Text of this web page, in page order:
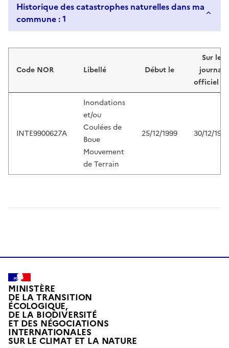
Historique des catastrophes naturelles dans ma
commune : 1
Code NOR Libellé Début le
Sur le
journal
officiel du
INTE9900627A
Inondations
et/ou
Coulées de
Boue
Mouvement
de Terrain
25/12/1999 30/12/1999
MINISTÈRE
DE LA TRANSITION
ÉCOLOGIQUE,
DE LA BIODIVERSITÉ
ET DES NÉGOCIATIONS
INTERNATIONALES
SUR LE CLIMAT ET LA NATUREL